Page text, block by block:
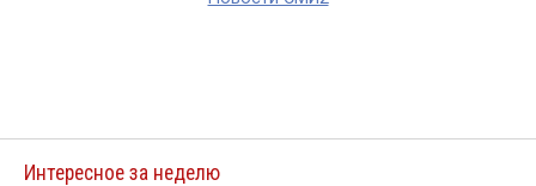
Интересное за неделю